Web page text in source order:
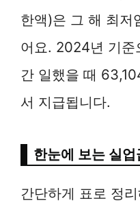
한액)은 그 해 최저
어요. 2024년 기준
간 일했을 때
서 지급됩니다.
한눈에 보는 실
간단하게 표로 정